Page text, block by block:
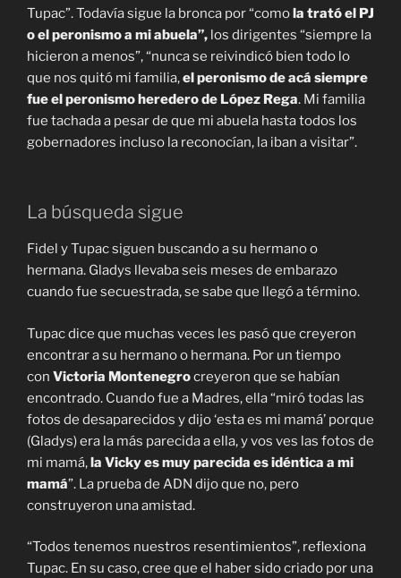
Tupac”. Todavía sigue la bronca por “comola trató el PJ
o el peronismo a mi abuela”, los dirigentes “siempre la
hicieron a menos”, “nunca se reivindicó bien todo lo
que nos quitó mi familia,el peronismo de acá siempre
fue el peronismo heredero de López Rega. Mi familia
fue tachada a pesar de que mi abuela hasta todos los
gobernadores incluso la reconocían, la iban a visitar”.
La búsqueda sigue
Fidel y Tupac siguen buscando a su hermano o
hermana. Gladys llevaba seis meses de embarazo
cuando fue secuestrada, se sabe que llegó a término.
Tupac dice que muchas veces les pasó que creyeron
encontrar a su hermano o hermana. Por un tiempo
con Victoria Montenegrocreyeron que se habían
encontrado. Cuando fue a Madres, ella “miró todas las
fotos de desaparecidos y dijo ‘esta es mi mamá’ porque
(Gladys) era la más parecida a ella, y vos ves las fotos de
mi mamá,la Vicky es muy parecida es idéntica a mi
mamá”. La prueba de ADN dijo que no, pero
construyeron una amistad.
“Todos tenemos nuestros resentimientos”, reflexiona
Tupac. En su caso, cree que el haber sido criado por una